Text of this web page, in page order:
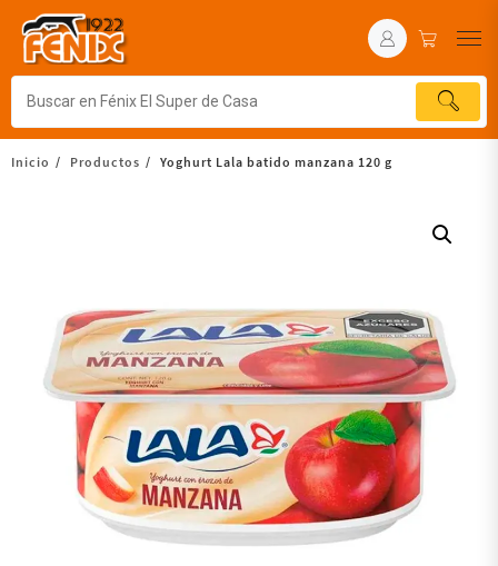
Inicio Productos Yoghurt Lala batido manzana 120 g